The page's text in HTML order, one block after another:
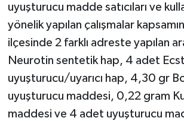
uyuşturucu madde satıcıları ve
yönelik yapılan çalışmalar
ilçesinde 2 farklı adreste yapılan
Neurotin sentetik hap, 4 adet
uyuşturucu/uyarıcı hap, 4,30 gr
uyuşturucu maddesi, 0,22 gram
maddesi ve 4 adet uyuşturucu